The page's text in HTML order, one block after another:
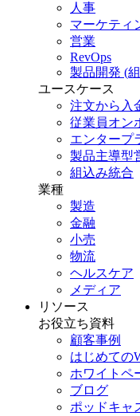
人事
マーケティ
営業
RevOps
製品開発 (
ユースケース
注文から入
従業員オン
エンタープ
製品主導型
組込み統合
業種
製造
金融
小売
物流
ヘルスケア
メディア
リソース
お役立ち資料
顧客事例
はじめての
ホワイトペ
ブログ
ポッドキャ